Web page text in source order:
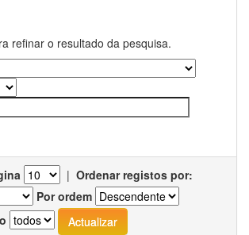
refinar o resultado da pesquisa.
| Ordenar registos por:
Por ordem